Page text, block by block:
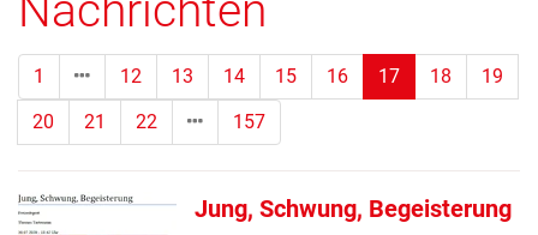
1 12 13 14 15 16 17(Standort)
18
19
20
21 22 157
Jung, Schwung, Begeisterung